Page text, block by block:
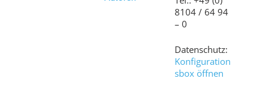
8104 / 64 94
– 0
Datenschutz:
Konfiguration
sbox öffnen